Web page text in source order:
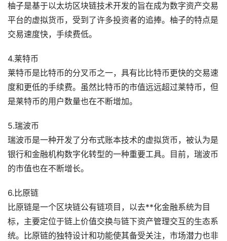
柚子是基于以太坊区块链技术开发的旨在成为数字资产交易
平台的虚拟货币，受到了许多投资者的追捧。柚子的特点是
交易速度快，手续费低。
4.莱特币
莱特币是比特币的分叉币之一，具有比比特币更快的交易速
度和更低的手续费。虽然比特币的市值远远超过莱特币，但
是莱特币的用户数量也在不断增加。
5.瑞波币
瑞波币是一种开发了分布式账本技术的虚拟货币，被认为是
银行和金融机构数字化转型的一种重要工具。目前，瑞波币
的市值也在不断增长。
6.比原链
比原链是一个区块链公有链项目，以去**化金融系统为目
标，主要定位于链上价值交换与链下资产管理交互的生态系
统。比原链的独特设计和功能使其备受关注，市场潜力也非